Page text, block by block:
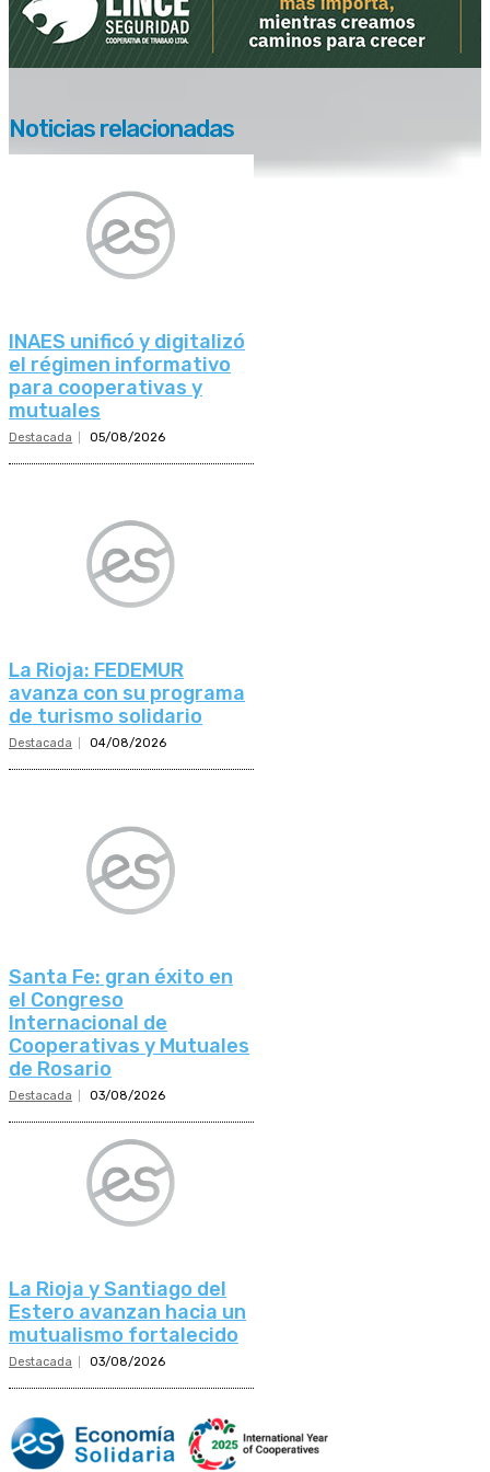
Noticias relacionadas
INAES unificó y digitalizó
el régimen informativo
para cooperativas y
mutuales
Destacada 05/08/2026
La Rioja: FEDEMUR
avanza con su programa
de turismo solidario
Destacada 04/08/2026
Santa Fe: gran éxito en
el Congreso
Internacional de
Cooperativas y Mutuales
de Rosario
Destacada 03/08/2026
La Rioja y Santiago del
Estero avanzan hacia un
mutualismo fortalecido
Destacada 03/08/2026